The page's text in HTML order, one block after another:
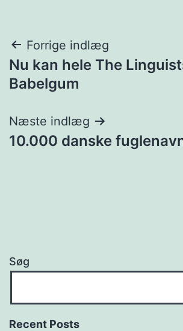
Indlægsnavigation
Forrige indlæg
Nu kan hele The
Babelgum
Næste indlæg
10.000 danske
Søg
Recent Posts